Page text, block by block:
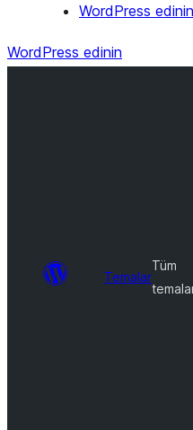
WordPress edinin
WordPress edinin
Temalar
Tüm